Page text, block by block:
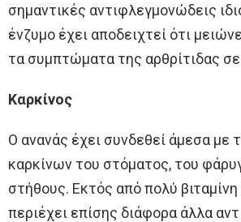
σημαντικές αντιφλεγμονώδεις
ένζυμο έχει αποδειχτεί ότι
τα συμπτώματα της αρθρίτιδας
Καρκίνος
Ο ανανάς έχει συνδεθεί άμεσα με
καρκίνων του στόματος, του
στήθους. Εκτός από πολύ βιταμίνη
περιέχει επίσης διάφορα άλλα